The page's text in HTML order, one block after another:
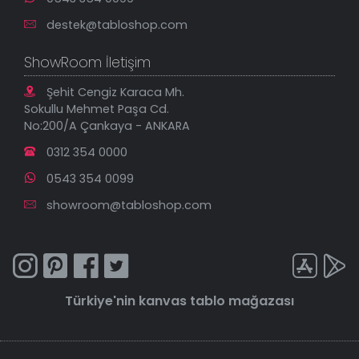
destek@tabloshop.com
ShowRoom İletişim
Şehit Cengiz Karaca Mh.
Sokullu Mehmet Paşa Cd.
No:200/A Çankaya - ANKARA
0312 354 0000
0543 354 0099
showroom@tabloshop.com
Türkiye'nin kanvas tablo mağazası